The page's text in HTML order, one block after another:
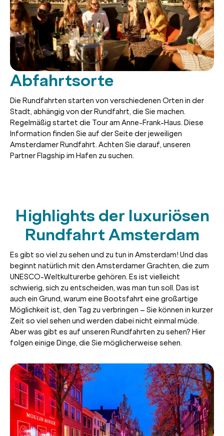
Abfahrtsorte
Die Rundfahrten starten von verschiedenen Orten in der
Stadt, abhängig von der Rundfahrt, die Sie machen.
Regelmäßig startet die Tour am Anne-Frank-Haus. Diese
Information finden Sie auf der Seite der jeweiligen
Amsterdamer Rundfahrt. Achten Sie darauf, unseren
Partner Flagship im Hafen zu suchen.
Highlights der luxuriösen
Rundfahrt Amsterdam
Es gibt so viel zu sehen und zu tun in Amsterdam! Und das
beginnt natürlich mit den Amsterdamer Grachten, die zum
UNESCO-Weltkulturerbe gehören. Es ist vielleicht
schwierig, sich zu entscheiden, was man tun soll. Das ist
auch ein Grund, warum eine Bootsfahrt eine großartige
Möglichkeit ist, den Tag zu verbringen – Sie können in kurzer
Zeit so viel sehen und werden dabei nicht einmal müde.
Aber was gibt es auf unseren Rundfahrten zu sehen? Hier
folgen einige Dinge, die Sie möglicherweise sehen.